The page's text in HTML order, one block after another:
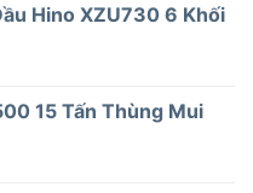
Hino XZU730 6 Khối
15 Tấn Thùng Mui